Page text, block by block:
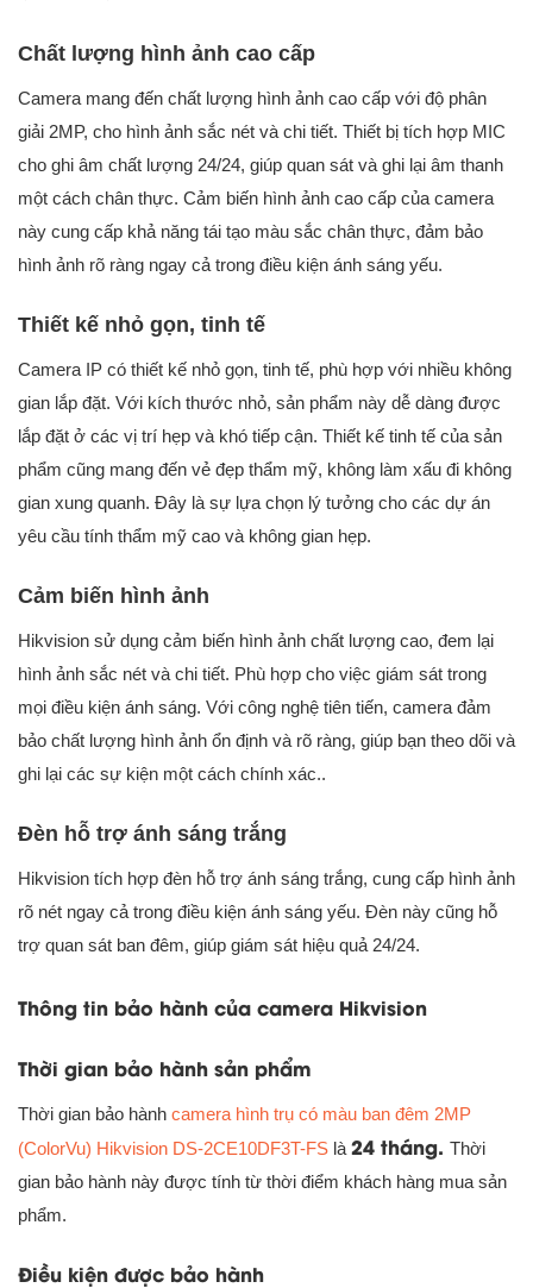
Chất lượng hình ảnh cao cấp
Camera mang đến chất lượng hình ảnh cao cấp với độ phân
giải 2MP, cho hình ảnh sắc nét và chi tiết. Thiết bị tích hợp MIC
cho ghi âm chất lượng 24/24, giúp quan sát và ghi lại âm thanh
một cách chân thực. Cảm biến hình ảnh cao cấp của camera
này cung cấp khả năng tái tạo màu sắc chân thực, đảm bảo
hình ảnh rõ ràng ngay cả trong điều kiện ánh sáng yếu.
Thiết kế nhỏ gọn, tinh tế
Camera IP có thiết kế nhỏ gọn, tinh tế, phù hợp với nhiều không
gian lắp đặt. Với kích thước nhỏ, sản phẩm này dễ dàng được
lắp đặt ở các vị trí hẹp và khó tiếp cận. Thiết kế tinh tế của sản
phẩm cũng mang đến vẻ đẹp thẩm mỹ, không làm xấu đi không
gian xung quanh. Đây là sự lựa chọn lý tưởng cho các dự án
yêu cầu tính thẩm mỹ cao và không gian hẹp.
Cảm biến hình ảnh
Hikvision sử dụng cảm biến hình ảnh chất lượng cao, đem lại
hình ảnh sắc nét và chi tiết. Phù hợp cho việc giám sát trong
mọi điều kiện ánh sáng. Với công nghệ tiên tiến, camera đảm
bảo chất lượng hình ảnh ổn định và rõ ràng, giúp bạn theo dõi và
ghi lại các sự kiện một cách chính xác..
Đèn hỗ trợ ánh sáng trắng
Hikvision tích hợp đèn hỗ trợ ánh sáng trắng, cung cấp hình ảnh
rõ nét ngay cả trong điều kiện ánh sáng yếu. Đèn này cũng hỗ
trợ quan sát ban đêm, giúp giám sát hiệu quả 24/24.
Thông tin bảo hành của camera Hikvision
Thời gian bảo hành sản phẩm
Thời gian bảo hành camera hình trụ có màu ban đêm 2MP
(ColorVu) Hikvision DS-2CE10DF3T-FS là 24 tháng. Thời
gian bảo hành này được tính từ thời điểm khách hàng mua sản
phẩm.
Điều kiện được bảo hành